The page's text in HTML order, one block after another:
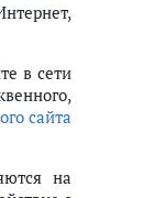
в сети
сайта
на